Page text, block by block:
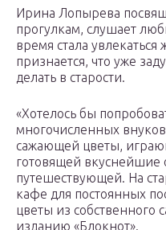
Ирина Лопырева
прогулкам, слушает
время стала
признается, что уже
делать в старости.
«Хотелось бы
многочисленных
сажающей цветы,
готовящей вкуснейшие
путешествующей. На
кафе для постоянных
цветы из собственного
изданию «Блокнот».